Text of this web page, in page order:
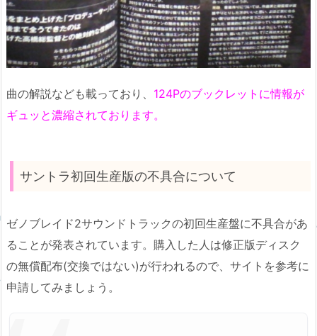
曲の解説なども載っており、 124Pのブックレットに情報が
ギュッと濃縮されております。
サントラ初回生産版の不具合について
ゼノブレイド2サウンドトラックの初回生産盤に不具合があ
ることが発表されています。購入した人は修正版ディスク
の無償配布(交換ではない)が行われるので、サイトを参考に
申請してみましょう。